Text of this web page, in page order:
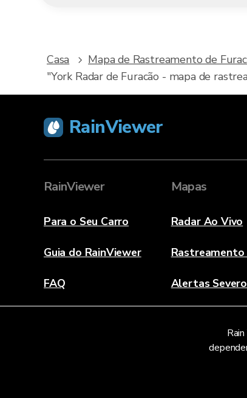
Casa Mapa de Rastreamento de
"York Radar de Furacão - mapa de
RainViewer
RainViewer
Para o Seu Carro
Guia do RainViewer
FAQ
Mapas
Radar Ao Vivo
Rastreamento
Alertas